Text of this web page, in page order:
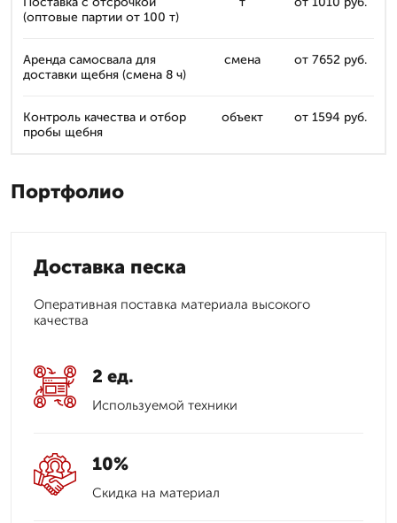
(оптовые партии от 100 т)
Аренда самосвала для
доставки щебня (смена 8 ч)
смена от 7652 руб.
Контроль качества и отбор
пробы щебня
объект от 1594 руб.
Портфолио
Доставка песка
Оперативная поставка материала высокого
качества
2 ед.
Используемой техники
10%
Скидка на материал